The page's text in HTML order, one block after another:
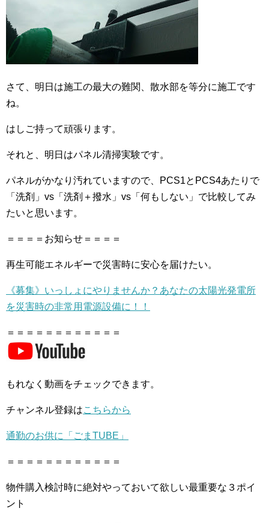
さて、明日は施工の最大の難関、散水部を等分に施工です
ね。
はしご持って頑張ります。
それと、明日はパネル清掃実験です。
パネルがかなり汚れていますので、PCS1とPCS4あたりで
「洗剤」vs「洗剤＋撥水」vs「何もしない」で比較してみ
たいと思います。
＝＝＝＝お知らせ＝＝＝＝
再生可能エネルギーで災害時に安心を届けたい。
《募集》いっしょにやりませんか？あなたの太陽光発電所
を災害時の非常用電源設備に！！
＝＝＝＝＝＝＝＝＝＝＝＝
もれなく動画をチェックできます。
チャンネル登録はこちらから
通勤のお供に「ごまTUBE」
＝＝＝＝＝＝＝＝＝＝＝＝
物件購入検討時に絶対やっておいて欲しい最重要な３ポイ
ント